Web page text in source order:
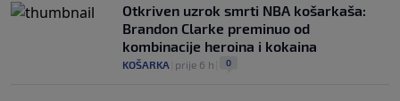
Otkriven uzrok smrti NBA košarkaša:
Brandon Clarke preminuo od
kombinacije heroina i kokaina
KOŠARKA prije 6 h 0